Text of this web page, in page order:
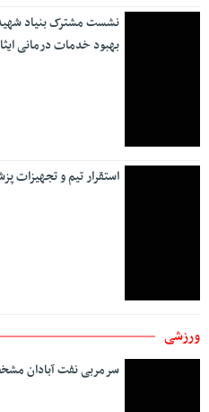
نشست مشترک بنیاد
بهبود خدمات درمانی
استقرار تیم و تجهیزات
ورزشی
سرمربی نفت آبادان